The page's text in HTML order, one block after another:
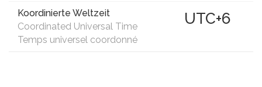
Koordinierte Weltzeit
Coordinated Universal Time
Temps universel coordonné
UTC+6